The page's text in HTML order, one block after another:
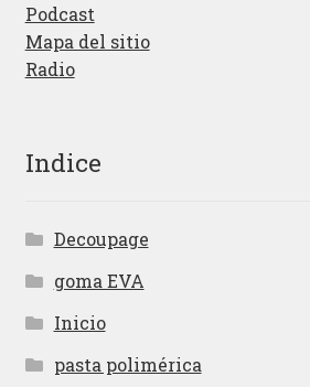
Podcast
Mapa del sitio
Radio
Indice
Decoupage
goma EVA
Inicio
pasta polimérica